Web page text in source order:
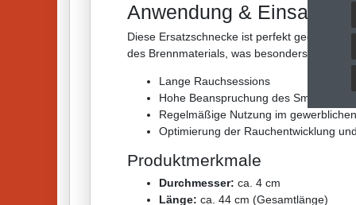
Anwendung &
Diese Ersatzschnecke ist perfekt geeignet
des Brennmaterials, was besonders wichtig ist
Lange Rauchsessions
Hohe Beanspruchung des Smokers
Regelmäßige Nutzung im
Optimierung der Rauchentwicklung
Produktmerkmale
Durchmesser: ca. 4 cm
Länge: ca. 44 cm (Gesamtlänge)